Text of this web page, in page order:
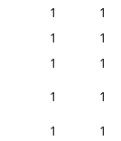
1
1
1
1
1
1
1
1
1
1